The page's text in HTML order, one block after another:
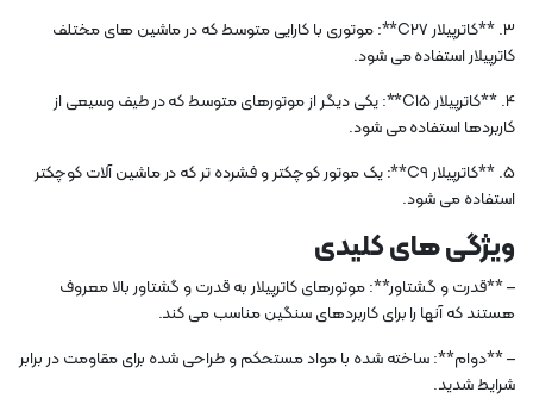
3. **کاترپیلار C27**: موتوری با کارایی متوسط ​​که در ماشین های مختلف
کاترپیلار استفاده می شود.
4. **کاترپیلار C15**: یکی دیگر از موتورهای متوسط ​​که در طیف وسیعی از
کاربردها استفاده می شود.
5. **کاترپیلار C9**: یک موتور کوچکتر و فشرده تر که در ماشین آلات کوچکتر
استفاده می شود.
ویژگی های کلیدی
– **قدرت و گشتاور**: موتورهای کاترپیلار به قدرت و گشتاور بالا معروف
هستند که آنها را برای کاربردهای سنگین مناسب می کند.
– **دوام**: ساخته شده با مواد مستحکم و طراحی شده برای مقاومت در برابر
شرایط شدید.